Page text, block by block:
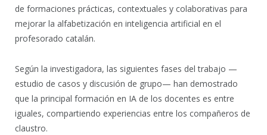
de formaciones prácticas, contextuales y colaborativas para
mejorar la alfabetización en inteligencia artificial en el
profesorado catalán.
Según la investigadora, las siguientes fases del trabajo —
estudio de casos y discusión de grupo— han demostrado
que la principal formación en IA de los docentes es entre
iguales, compartiendo experiencias entre los compañeros de
claustro.